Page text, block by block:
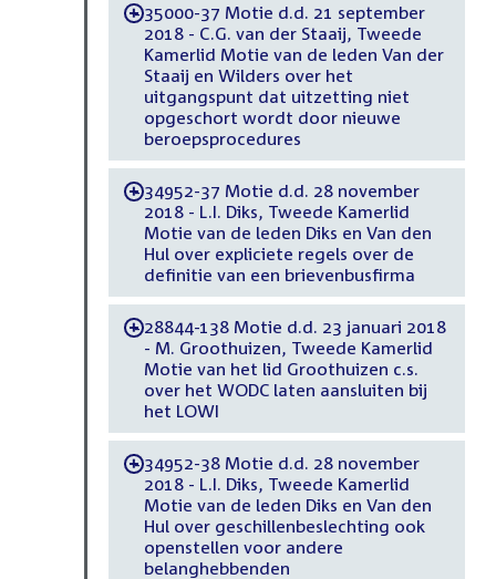
-35000-37 Motie d.d. 21 september
2018 - C.G. van der Staaij, Tweede
Kamerlid Motie van de leden Van der
Staaij en Wilders over het
uitgangspunt dat uitzetting niet
opgeschort wordt door nieuwe
beroepsprocedures
-34952-37 Motie d.d. 28 november
2018 - L.I. Diks, Tweede Kamerlid
Motie van de leden Diks en Van den
Hul over expliciete regels over de
definitie van een brievenbusfirma
-28844-138 Motie d.d. 23 januari 2018
- M. Groothuizen, Tweede Kamerlid
Motie van het lid Groothuizen c.s.
over het WODC laten aansluiten bij
het LOWI
-34952-38 Motie d.d. 28 november
2018 - L.I. Diks, Tweede Kamerlid
Motie van de leden Diks en Van den
Hul over geschillenbeslechting ook
openstellen voor andere
belanghebbenden